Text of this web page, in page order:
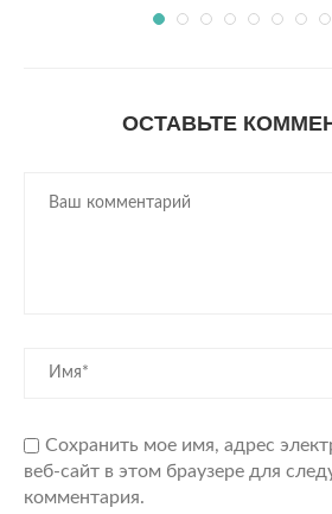
ОСТАВЬТЕ
Сохранить мое имя, адрес
веб-сайт в этом браузере для
комментария.